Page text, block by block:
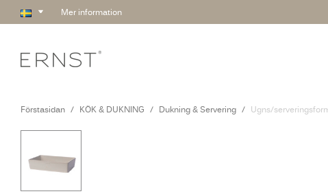
Mer information
Förstasidan KÖK & DUKNING Dukning & Servering Ugns/